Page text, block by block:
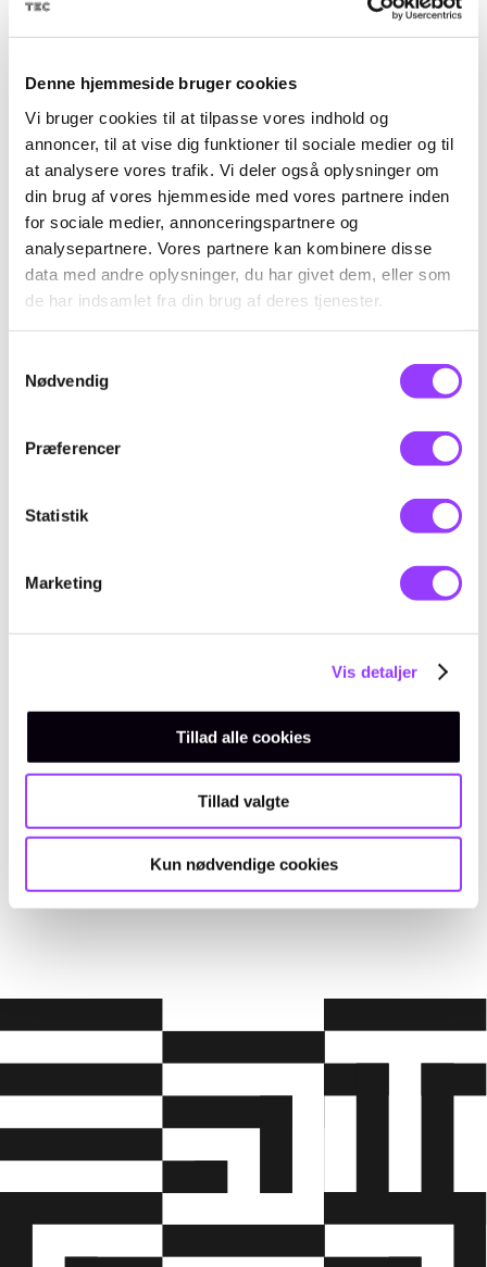
Denne hjemmeside bruger cookies
Vi bruger cookies til at tilpasse vores indhold og
annoncer, til at vise dig funktioner til sociale medier og til
at analysere vores trafik. Vi deler også oplysninger om
din brug af vores hjemmeside med vores partnere inden
for sociale medier, annonceringspartnere og
analysepartnere. Vores partnere kan kombinere disse
data med andre oplysninger, du har givet dem, eller som
de har indsamlet fra din brug af deres tjenester.
Nødvendig
Præferencer
Statistik
Marketing
Vis detaljer
Tillad alle cookies
Tillad valgte
Kun nødvendige cookies
Deltageren kan navigere i relevant
dokumentation tilhørende en eller flere
køretøjsmodeller og udføre korrekt
håndtering og servicering af køretøjet.
Deltageren kan vurdere køretøjets
mekaniske og elektriske opbygning og
herunder planlægge og udføre mindre
indgreb på køretøjet.
Deltageren kan anvende relevant tester
til kontrol og servicering af køretøjets
administration
amukursus@tec.dk